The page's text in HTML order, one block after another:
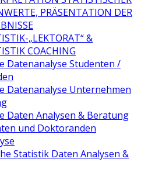
PRÄSENTATION DER
„LEKTORAT“ &
COACHING
Datenanalyse Studenten /
Datenanalyse Unternehmen
Daten Analysen & Beratung
und Doktoranden
Statistik Daten Analysen &